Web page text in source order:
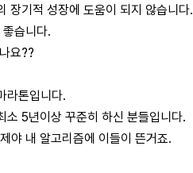
장기적 성장에 도움이 되지 않습니다
습니다.
요??
라톤입니다.
소 5년이상 꾸준히 하신 분들입니다.
야 내 알고리즘에 이들이 뜬거죠.